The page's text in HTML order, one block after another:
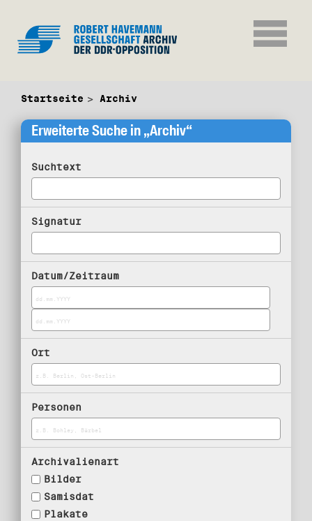
Startseite Archiv
Erweiterte Suche in „Archiv“
Suchtext
Signatur
Datum/Zeitraum
Ort
Personen
Archivalienart
Bilder
Samisdat
Plakate